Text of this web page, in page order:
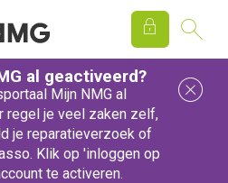
al geactiveerd?
Mijn NMG al
regel je veel zaken zelf,
je reparatieverzoek of
Klik op 'inloggen op
te activeren.